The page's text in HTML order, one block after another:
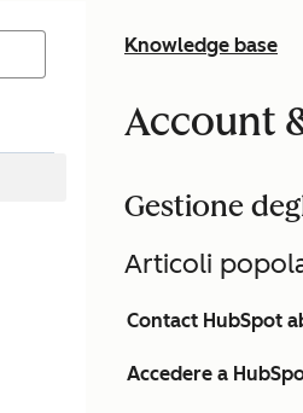
Knowledge base
Account
Gestione
Articoli
Contact HubSpot
Accedere a